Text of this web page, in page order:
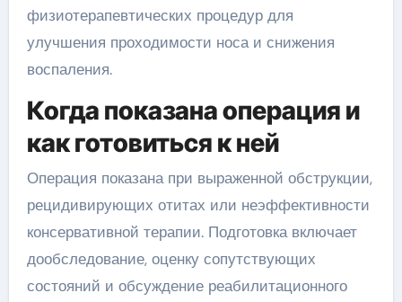
физиотерапевтических процедур для
улучшения проходимости носа и снижения
воспаления.
Когда показана операция и
как готовиться к ней
Операция показана при выраженной обструкции,
рецидивирующих отитах или неэффективности
консервативной терапии. Подготовка включает
дообследование, оценку сопутствующих
состояний и обсуждение реабилитационного